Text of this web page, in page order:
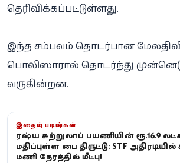
தெரிவிக்கப்பட்டுள்ளது.
இந்த சம்பவம் தொடர்பான மேலதிக
பொலிஸாரால் தொடர்ந்து
வருகின்றன.
இதையும் படியுங்கள்
ரஷ்ய சுற்றுலாப் பயணியின் ரூ.16.9
மதிப்புள்ள பை திருட்டு: STF அதிரடியில்
மணி நேரத்தில் மீட்பு!